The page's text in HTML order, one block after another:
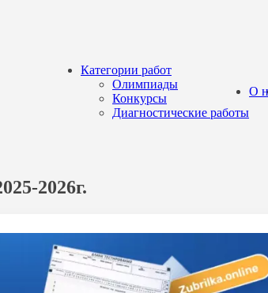
Категории работ
Олимпиады
Конкурсы
Диагностические работы
О
2026г.